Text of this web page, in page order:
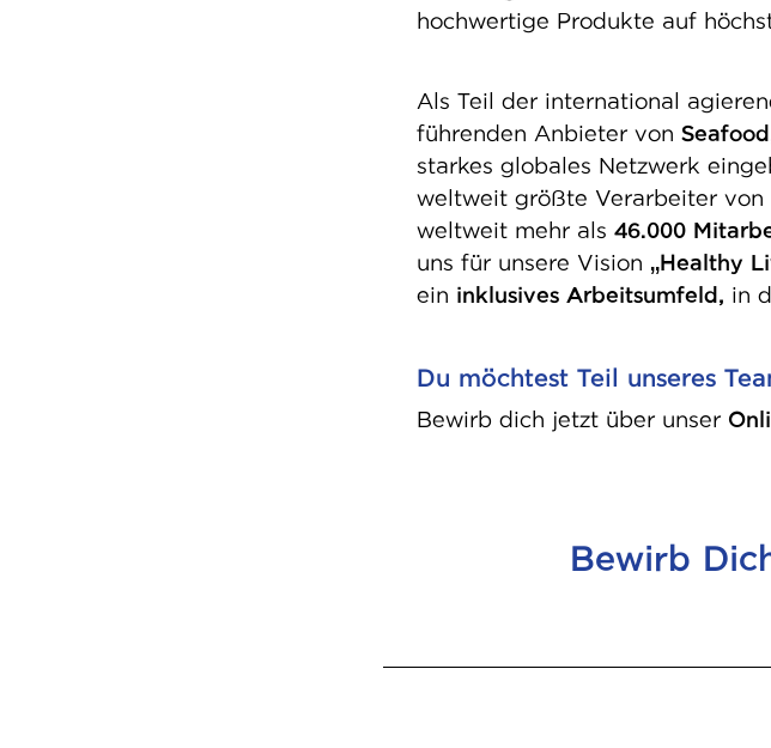
hochwertige Produkte auf
Als Teil der international
führenden Anbieter von Seafood
starkes globales Netzwerk
weltweit größte Verarbeiter
weltweit mehr als 46.000
uns für unsere Vision „Healthy
ein inklusives Arbeitsumfeld, in
Du möchtest Teil unseres
Bewirb dich jetzt über unser
Bewirb